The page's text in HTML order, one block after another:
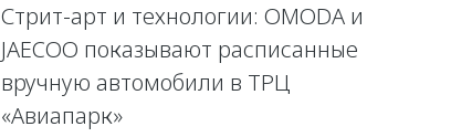
Стрит-арт и технологии: OMODA и
JAECOO показывают расписанные
вручную автомобили в ТРЦ
«Авиапарк»